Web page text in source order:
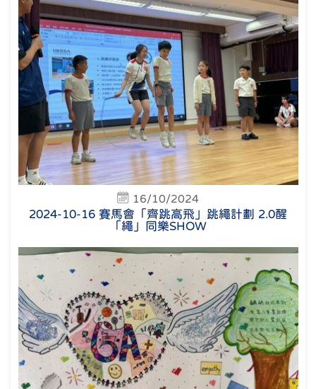
16/10/2024
2024-10-16 賽馬會「齊跳高飛」跳繩計劃 2.0醒
「繩」同樂SHOW